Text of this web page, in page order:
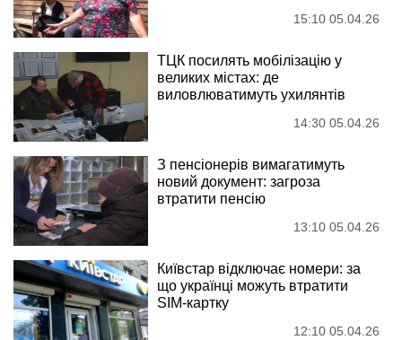
15:10 05.04.26
ТЦК посилять мобілізацію у
великих містах: де
виловлюватимуть ухилянтів
14:30 05.04.26
З пенсіонерів вимагатимуть
новий документ: загроза
втратити пенсію
13:10 05.04.26
Київстар відключає номери: за
що українці можуть втратити
SIM-картку
12:10 05.04.26